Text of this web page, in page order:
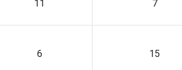
11 7
6 15